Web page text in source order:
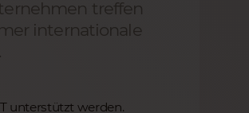
treffen
internationale
unterstützt werden.